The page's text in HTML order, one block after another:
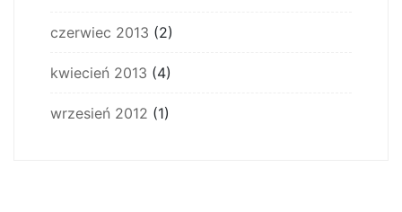
czerwiec 2013 (2)
kwiecień 2013 (4)
wrzesień 2012 (1)